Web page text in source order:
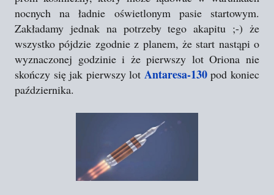
nocnych na ładnie oświetlonym pasie startowym.
Zakładamy jednak na potrzeby tego akapitu ;-) że
wszystko pójdzie zgodnie z planem, że start nastąpi o
wyznaczonej godzinie i że pierwszy lot Oriona nie
skończy się jak pierwszy lot Antaresa-130pod koniec
października.